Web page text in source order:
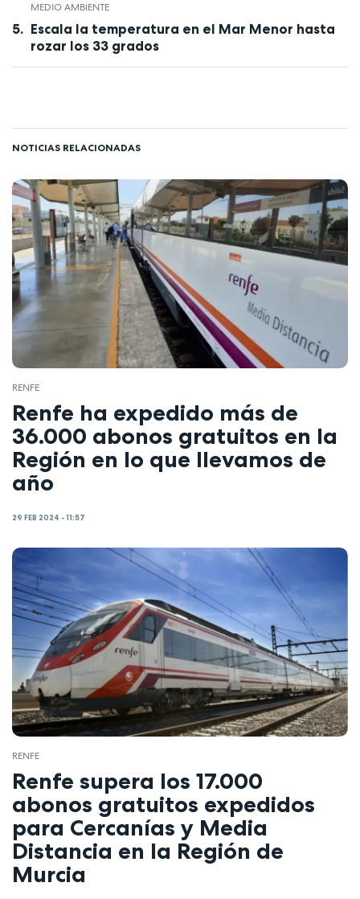
MEDIO AMBIENTE
Escala la temperatura en el Mar Menor hasta
rozar los 33 grados
NOTICIAS RELACIONADAS
RENFE
Renfe ha expedido más de
36.000 abonos gratuitos en la
Región en lo que llevamos de
año
29 FEB 2024 - 11:57
RENFE
Renfe supera los 17.000
abonos gratuitos expedidos
para Cercanías y Media
Distancia en la Región de
Murcia